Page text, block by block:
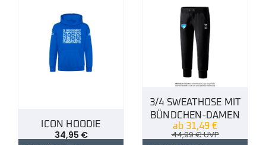
ICON HOODIE
34,95 €
3/4 SWEATHOSE MIT
BÜNDCHEN-DAMEN
ab 31,49 €
44,99€UVP